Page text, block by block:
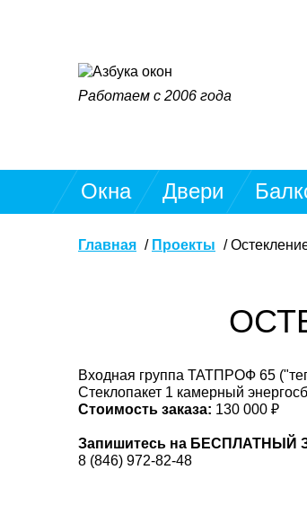
Работаем с 2006 года
Окна Двери
Главная Проекты
Входная группа ТАТПРОФ 65
Стеклопакет 1 камерный
Стоимость заказа: 130 000 ₽
Запишитесь на БЕСПЛАТНЫЙ
8 (846) 972-82-48